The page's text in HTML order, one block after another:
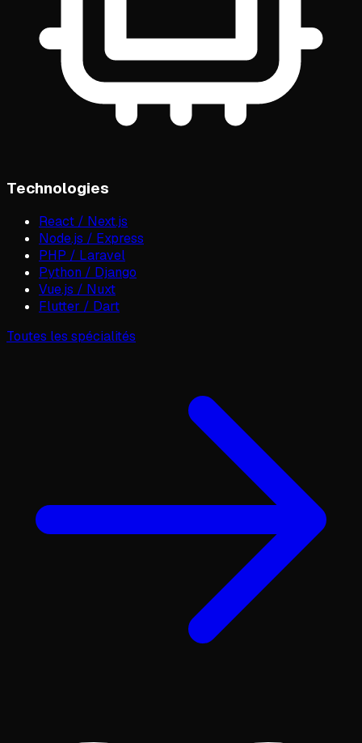
Technologies
React / Next.js
Node.js / Express
PHP / Laravel
Python / Django
Vue.js / Nuxt
Flutter / Dart
Toutes les spécialités